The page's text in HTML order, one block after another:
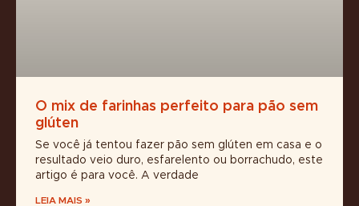
O mix de farinhas perfeito para pão sem
glúten
Se você já tentou fazer pão sem glúten em casa e o
resultado veio duro, esfarelento ou borrachudo, este
artigo é para você. A verdade
LEIA MAIS »